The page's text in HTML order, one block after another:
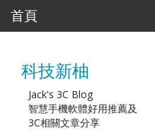
首頁
科技新柚
Jack's 3C Blog
智慧手機軟體好用推薦及
3C相關文章分享